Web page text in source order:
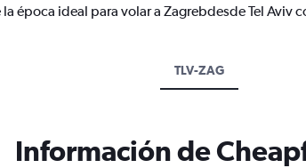
época ideal para volar a Zagrebdesde Tel
TLV-ZAG
Información de